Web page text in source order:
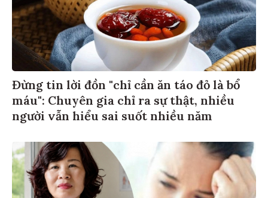
Đừng tin lời đồn "chỉ cần ăn táo đỏ là bổ
máu": Chuyên gia chỉ ra sự thật, nhiều
người vẫn hiểu sai suốt nhiều năm